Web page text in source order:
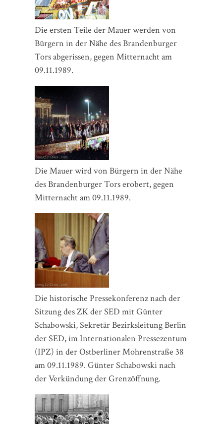
Die ersten Teile der Mauer werden von
Bürgern in der Nähe des Brandenburger
Tors abgerissen, gegen Mitternacht am
09.11.1989.
Die Mauer wird von Bürgern in der Nähe
des Brandenburger Tors erobert, gegen
Mitternacht am 09.11.1989.
Die historische Pressekonferenz nach der
Sitzung des ZK der SED mit Günter
Schabowski, Sekretär Bezirksleitung Berlin
der SED, im Internationalen Pressezentum
(IPZ) in der Ostberliner Mohrenstraße 38
am 09.11.1989. Günter Schabowski nach
der Verkündung der Grenzöffnung.